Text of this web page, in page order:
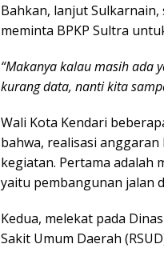
Bahkan, lanjut
meminta BPKP Sultra
“Makanya kalau masih ada
kurang data, nanti kita
Wali Kota Kendari
bahwa, realisasi
kegiatan. Pertama adalah
yaitu pembangunan jalan
Kedua, melekat pada
Sakit Umum Daerah